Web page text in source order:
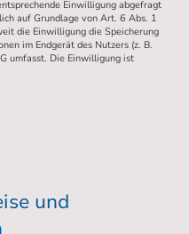
Einwilligung abgefragt
auf Grundlage von Art. 6 Abs. 1
die Einwilligung die Speicherung
im Endgerät des Nutzers (z. B.
umfasst. Die Einwilligung ist
und